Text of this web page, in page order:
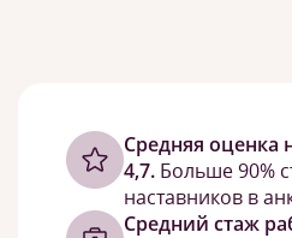
Cредняя оценка
4,7. Больше 90%
наставников в
Средний стаж